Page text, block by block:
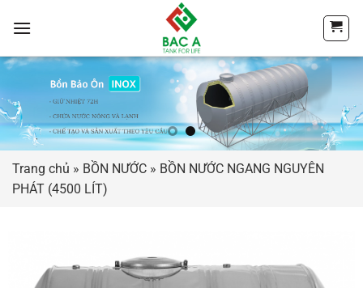
đến
dung
Trang chủ » BỒN NƯỚC » BỒN NƯỚC NGANG NGUYÊN
PHÁT (4500 LÍT)